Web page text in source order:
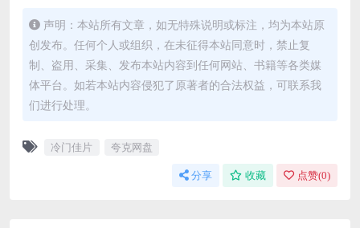
声明：本站所有文章，如无特殊说明或标注，均为本站原
创发布。任何个人或组织，在未征得本站同意时，禁止复
制、盗用、采集、发布本站内容到任何网站、书籍等各类媒
体平台。如若本站内容侵犯了原著者的合法权益，可联系我
们进行处理。
冷门佳片 夸克网盘
分享 收藏 点赞(0)